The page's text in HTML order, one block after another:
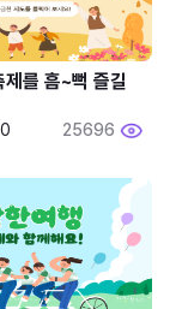
제를 흠~뻑 즐길
25696